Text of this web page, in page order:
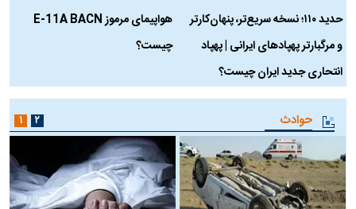
حدید ۱۱۰؛ نسخه سریع‌تر، پنهان‌کارتر
و مرگبارتر پهپادهای ایرانی | پهپاد
انتحاری جدید ایران چیست؟
هواپیمای مرموز E-11A BACN
چیست؟
حوادث ۱ ۲